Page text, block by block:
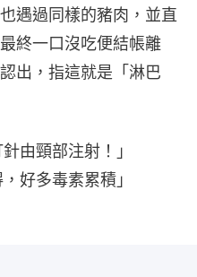
遇過同樣的豬肉，並直
終一口沒吃便結帳離
出，指這就是「淋巴
由頸部注射！」
好多毒素累積」